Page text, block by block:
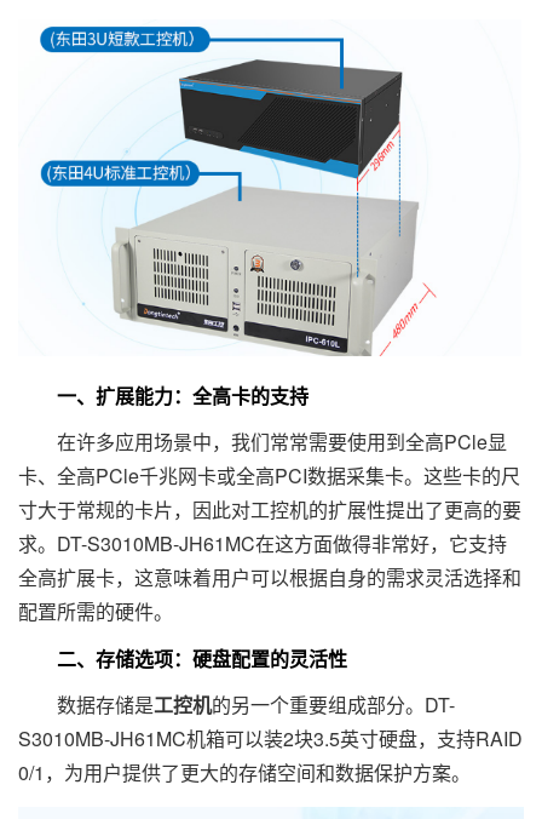
一、扩展能力：全高卡的支持
在许多应用场景中，我们常常需要使用到全高PCle显
卡、全高PCle千兆网卡或全高PCI数据采集卡。这些卡的尺
寸大于常规的卡片，因此对工控机的扩展性提出了更高的要
求。DT-S3010MB-JH61MC在这方面做得非常好，它支持
全高扩展卡，这意味着用户可以根据自身的需求灵活选择和
配置所需的硬件。
二、存储选项：硬盘配置的灵活性
数据存储是工控机的另一个重要组成部分。DT-
S3010MB-JH61MC机箱可以装2块3.5英寸硬盘，支持RAID
0/1，为用户提供了更大的存储空间和数据保护方案。